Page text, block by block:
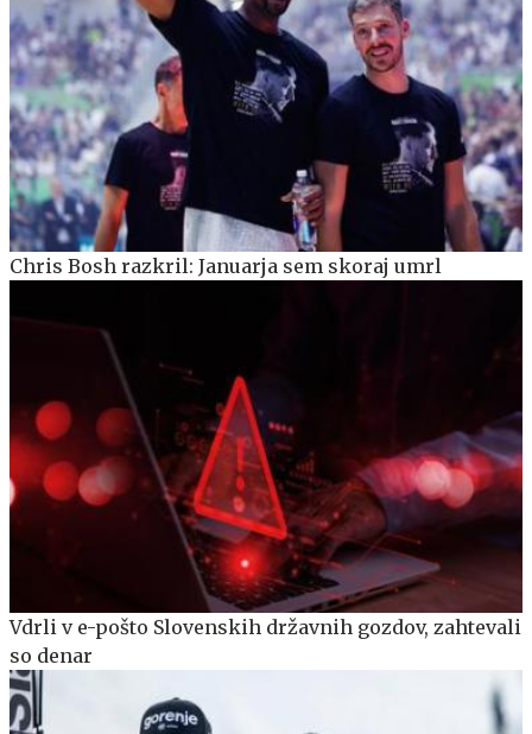
Chris Bosh razkril: Januarja sem skoraj umrl
Vdrli v e-pošto Slovenskih državnih gozdov, zahtevali
so denar